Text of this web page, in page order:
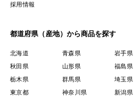
採用情報
都道府県（産地）から商品を探す
北海道 青森県 岩手県
秋田県
山形県 福島県
栃木県
群馬県 埼玉県
東京都
神奈川県 新潟県